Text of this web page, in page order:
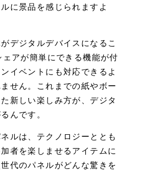
に景品を感じられますよ
デジタルデバイスになるこ
アが簡単にできる機能が付
イベントにも対応できるよ
せん。これまでの紙やボー
新しい楽しみ方が、デジタ
んです。
ルは、テクノロジーととも
者を楽しませるアイテムに
代のパネルがどんな驚きを